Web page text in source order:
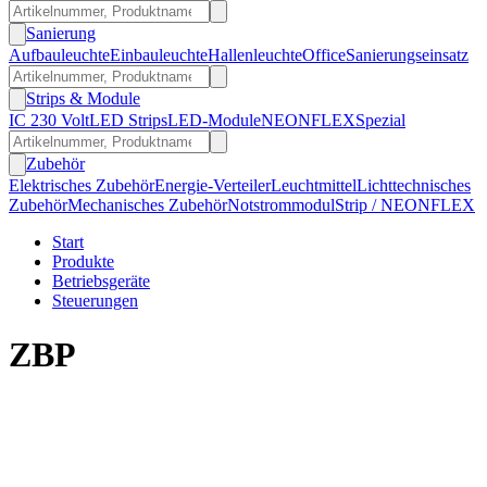
Sanierung
AufbauleuchteEinbauleuchteHallenleuchteOfficeSanierungseinsatz
Strips & Module
IC 230 VoltLED StripsLED-ModuleNEONFLEXSpezial
Zubehör
Elektrisches ZubehörEnergie-VerteilerLeuchtmittelLichttechnisches
ZubehörMechanisches ZubehörNotstrommodulStrip / NEONFLEX
Start
Produkte
Betriebsgeräte
Steuerungen
ZBP